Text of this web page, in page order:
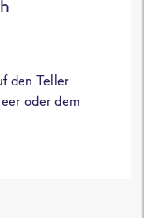
den Teller
oder dem